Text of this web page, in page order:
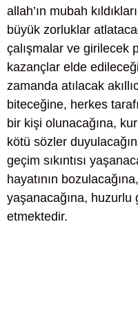
allah’ın mubah
büyük zorluklar
çalışmalar ve girilecek
kazançlar elde
zamanda atılacak
biteceğine, herkes
bir kişi olunacağına,
kötü sözler
geçim sıkıntısı
hayatının
yaşanacağına,
etmektedir.